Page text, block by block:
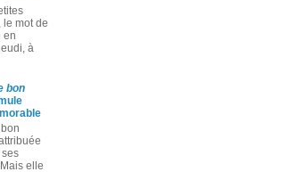
le mot de
en
à
bon
elle